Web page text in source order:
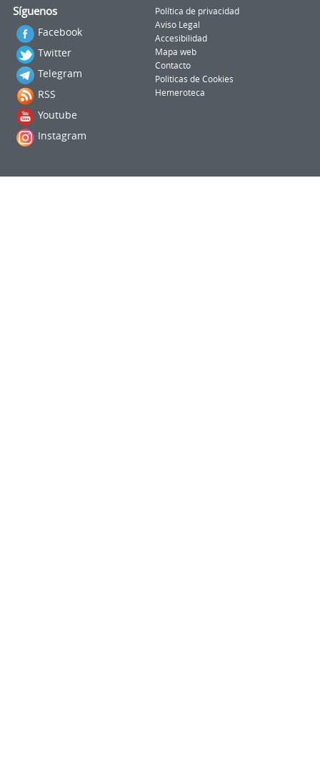
Síguenos
Facebook
Twitter
Telegram
RSS
Youtube
Instagram
Política de privacidad
Aviso Legal
Accesibilidad
Mapa web
Contacto
Politicas de Cookies
Hemeroteca